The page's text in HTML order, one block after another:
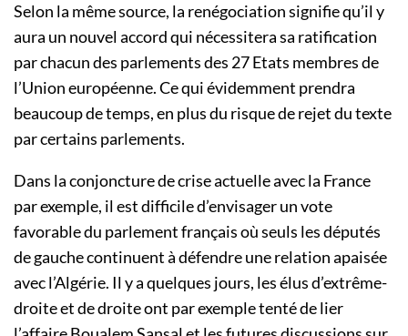
Selon la même source, la renégociation signifie qu’il y
aura un nouvel accord qui nécessitera sa ratification
par chacun des parlements des 27 Etats membres de
l’Union européenne. Ce qui évidemment prendra
beaucoup de temps, en plus du risque de rejet du texte
par certains parlements.
Dans la conjoncture de crise actuelle avec la France
par exemple, il est difficile d’envisager un vote
favorable du parlement français où seuls les députés
de gauche continuent à défendre une relation apaisée
avec l’Algérie. Il y a quelques jours, les élus d’extrême-
droite et de droite ont par exemple tenté de lier